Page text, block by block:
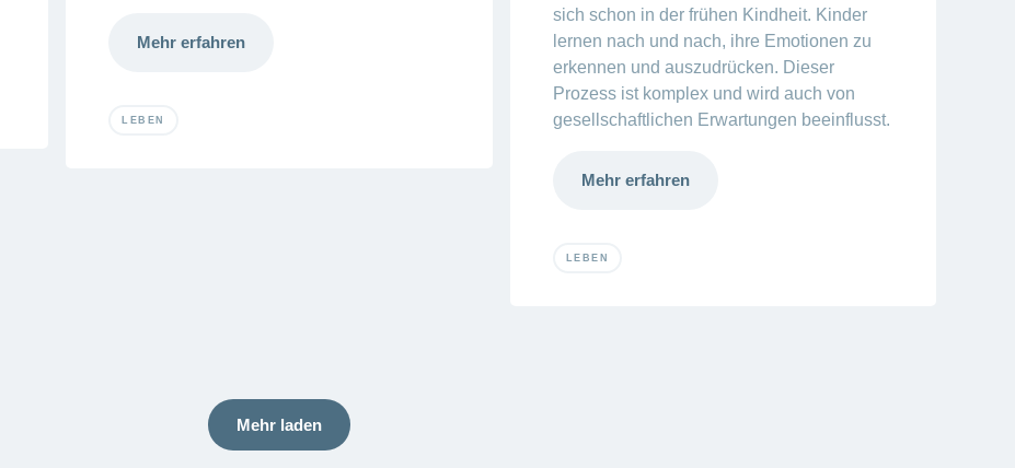
Mehr erfahren
LEBEN
sich schon in der frühen Kindheit. Kinder
lernen nach und nach, ihre Emotionen zu
erkennen und auszudrücken. Dieser
Prozess ist komplex und wird auch von
gesellschaftlichen Erwartungen beeinflusst.
Mehr erfahren
LEBEN
Mehr laden